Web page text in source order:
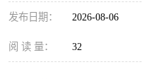
发布日期： 2026-08-06
阅 读 量： 32